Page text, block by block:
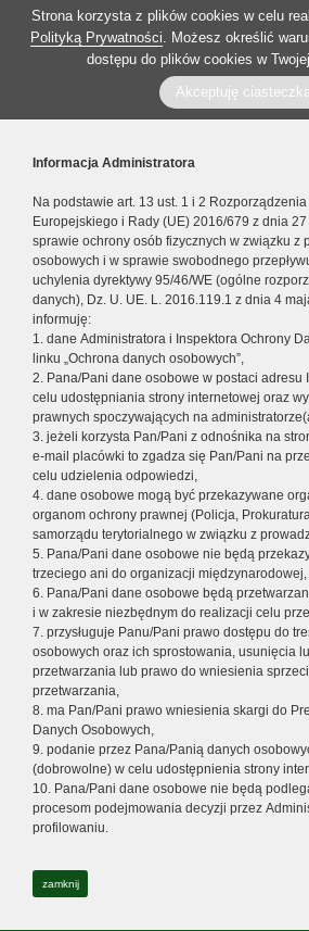
Strona korzysta z plików cookies w celu
Polityką Prywatności. Możesz określić
dostępu do plików cookies w
Akceptuję
Informacja Administratora
Na podstawie art. 13 ust. 1 i 2
Europejskiego i Rady (UE) 2016/679 z dnia
sprawie ochrony osób fizycznych w związku z
osobowych i w sprawie swobodnego
uchylenia dyrektywy 95/46/WE (ogólne
danych), Dz. U. UE. L. 2016.119.1 z dnia 4
informuję:
1. dane Administratora i Inspektora Ochrony
linku „Ochrona danych osobowych”,
2. Pana/Pani dane osobowe w postaci adresu
celu udostępniania strony internetowej oraz
prawnych spoczywających na
3. jeżeli korzysta Pan/Pani z odnośnika na
e-mail placówki to zgadza się Pan/Pani na
celu udzielenia odpowiedzi,
4. dane osobowe mogą być przekazywane
organom ochrony prawnej (Policja,
samorządu terytorialnego w związku z
5. Pana/Pani dane osobowe nie będą
trzeciego ani do organizacji międzynarodowej,
6. Pana/Pani dane osobowe będą
i w zakresie niezbędnym do realizacji celu
7. przysługuje Panu/Pani prawo dostępu do
osobowych oraz ich sprostowania, usunięcia
przetwarzania lub prawo do wniesienia
przetwarzania,
8. ma Pan/Pani prawo wniesienia skargi do
Danych Osobowych,
9. podanie przez Pana/Panią danych
(dobrowolne) w celu udostępnienia strony
10. Pana/Pani dane osobowe nie będą
procesom podejmowania decyzji przez
profilowaniu.
zamknij